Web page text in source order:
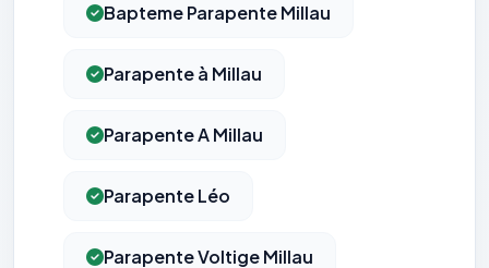
Bapteme Parapente Millau
Parapente à Millau
Parapente A Millau
Parapente Léo
Parapente Voltige Millau